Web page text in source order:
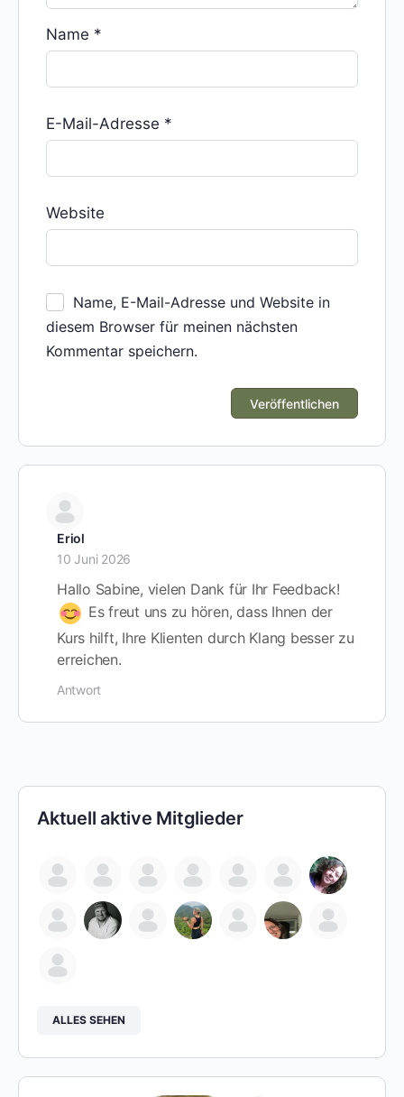
Name *
E-Mail-Adresse *
Website
Name, E-Mail-Adresse und Website in
diesem Browser für meinen nächsten
Kommentar speichern.
Eriol
10 Juni 2026
Hallo Sabine, vielen Dank für Ihr Feedback!
Es freut uns zu hören, dass Ihnen der
Kurs hilft, Ihre Klienten durch Klang besser zu
erreichen.
Antwort
Aktuell aktive Mitglieder
ALLES SEHEN